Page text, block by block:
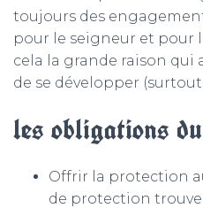
toujours des
pour le seigneur et pour
cela la grande raison qui
de se développer (surtout
les obligations
Offrir la protection
de protection